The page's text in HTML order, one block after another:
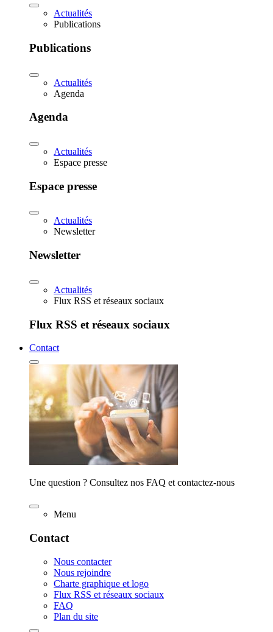
Actualités
Publications
Publications
Actualités
Agenda
Agenda
Actualités
Espace presse
Espace presse
Actualités
Newsletter
Newsletter
Actualités
Flux RSS et réseaux sociaux
Flux RSS et réseaux sociaux
Contact
Une question ? Consultez nos FAQ et contactez-nous
Menu
Contact
Nous contacter
Nous rejoindre
Charte graphique et logo
Flux RSS et réseaux sociaux
FAQ
Plan du site